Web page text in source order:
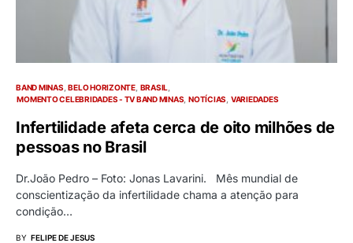
BAND MINAS BELO HORIZONTE BRASIL
MOMENTO CELEBRIDADES - TV BAND MINAS NOTÍCIAS VARIEDADES
Infertilidade afeta cerca de oito milhões de
pessoas no Brasil
Dr.João Pedro – Foto: Jonas Lavarini. Mês mundial de
conscientização da infertilidade chama a atenção para
condição…
BY FELIPE DE JESUS